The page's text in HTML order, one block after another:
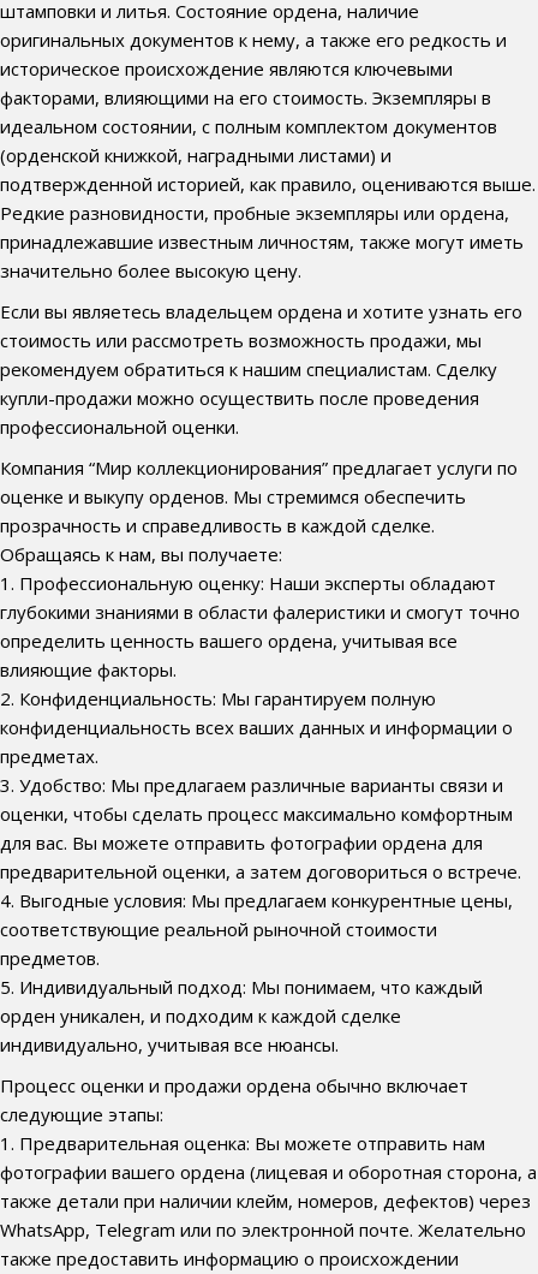
штамповки и литья. Состояние ордена, наличие
оригинальных документов к нему, а также его редкость и
историческое происхождение являются ключевыми
факторами, влияющими на его стоимость. Экземпляры в
идеальном состоянии, с полным комплектом документов
(орденской книжкой, наградными листами) и
подтвержденной историей, как правило, оцениваются выше.
Редкие разновидности, пробные экземпляры или ордена,
принадлежавшие известным личностям, также могут иметь
значительно более высокую цену.
Если вы являетесь владельцем ордена и хотите узнать его
стоимость или рассмотреть возможность продажи, мы
рекомендуем обратиться к нашим специалистам. Сделку
купли-продажи можно осуществить после проведения
профессиональной оценки.
Компания “Мир коллекционирования” предлагает услуги по
оценке и выкупу орденов. Мы стремимся обеспечить
прозрачность и справедливость в каждой сделке.
Обращаясь к нам, вы получаете:
1. Профессиональную оценку: Наши эксперты обладают
глубокими знаниями в области фалеристики и смогут точно
определить ценность вашего ордена, учитывая все
влияющие факторы.
2. Конфиденциальность: Мы гарантируем полную
конфиденциальность всех ваших данных и информации о
предметах.
3. Удобство: Мы предлагаем различные варианты связи и
оценки, чтобы сделать процесс максимально комфортным
для вас. Вы можете отправить фотографии ордена для
предварительной оценки, а затем договориться о встрече.
4. Выгодные условия: Мы предлагаем конкурентные цены,
соответствующие реальной рыночной стоимости
предметов.
5. Индивидуальный подход: Мы понимаем, что каждый
орден уникален, и подходим к каждой сделке
индивидуально, учитывая все нюансы.
Процесс оценки и продажи ордена обычно включает
следующие этапы:
1. Предварительная оценка: Вы можете отправить нам
фотографии вашего ордена (лицевая и оборотная сторона, а
также детали при наличии клейм, номеров, дефектов) через
WhatsApp, Telegram или по электронной почте. Желательно
также предоставить информацию о происхождении